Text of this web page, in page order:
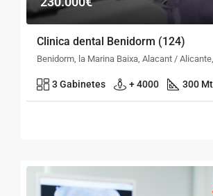
Clinica dental Benidorm (124)
3 Gabinetes + 4000 300